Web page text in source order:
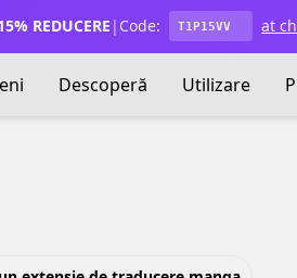
REDUCERE | Code: T1P15VV at
Descoperă Utilizare